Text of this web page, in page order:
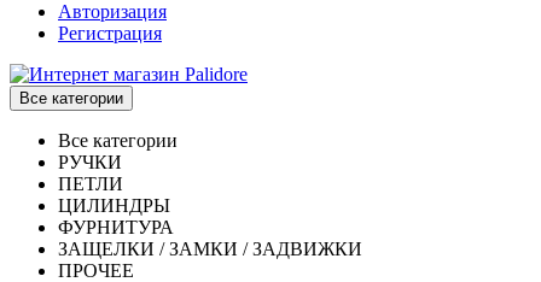
Авторизация
Регистрация
Все категории
Все категории
РУЧКИ
ПЕТЛИ
ЦИЛИНДРЫ
ФУРНИТУРА
ЗАЩЕЛКИ / ЗАМКИ / ЗАДВИЖКИ
ПРОЧЕЕ